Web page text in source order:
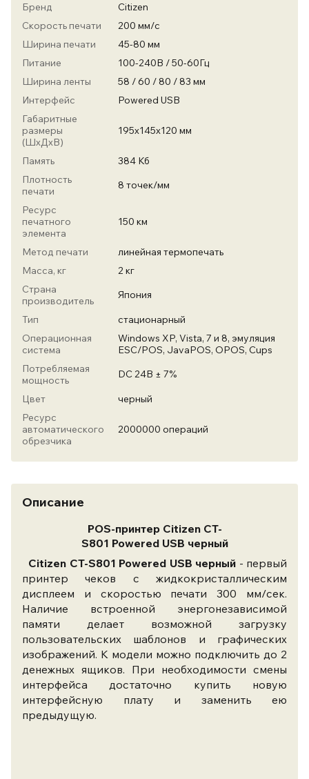
Бренд
Citizen
Скорость печати
200 мм/с
Ширина печати
45-80 мм
Питание
100-240В / 50-60Гц
Ширина ленты
58 / 60 / 80 / 83 мм
Интерфейс
Powered USB
Габаритные
размеры
(ШхДхВ)
195х145х120 мм
Память
384 Кб
Плотность
печати
8 точек/мм
Ресурс
печатного
элемента
150 км
Метод печати
линейная термопечать
Масса, кг
2 кг
Страна
производитель
Япония
Тип
стационарный
Операционная
система
Windows XP, Vista, 7 и 8, эмуляция
ESC/POS, JavaPOS, OPOS, Cups
Потребляемая
мощность
DC 24В ± 7%
Цвет
черный
Ресурс
автоматического
обрезчика
2000000 операций
Описание
POS-принтер Citizen CT-
S801 Powered USB черный
Citizen CT-S801 Powered USB черный - первый
принтер чеков с жидкокристаллическим
дисплеем и скоростью печати 300 мм/сек.
Наличие встроенной энергонезависимой
памяти делает возможной загрузку
пользовательских шаблонов и графических
изображений. К модели можно подключить до 2
денежных ящиков. При необходимости смены
интерфейса достаточно купить новую
интерфейсную плату и заменить ею
предыдущую.